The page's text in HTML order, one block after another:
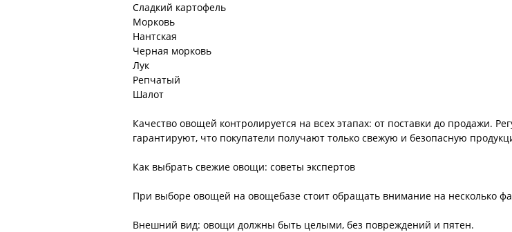
Сладкий картофель
Морковь
Нантская
Черная морковь
Лук
Репчатый
Шалот
Качество овощей контролируется на всех этапах: от поставки до продажи.
гарантируют, что покупатели получают только свежую и безопасную
Как выбрать свежие овощи: советы экспертов
При выборе овощей на овощебазе стоит обращать внимание на несколько
Внешний вид: овощи должны быть целыми, без повреждений и пятен.